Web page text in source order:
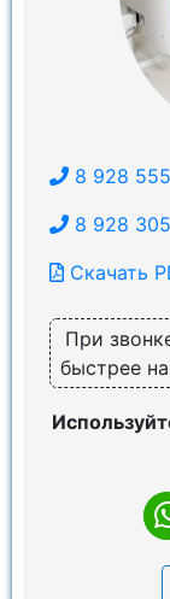
8 928
8 928
Скачать
При
быстрее